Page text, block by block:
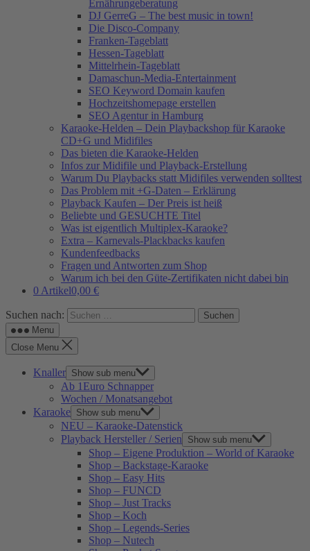
Ernährungeberatung
DJ GerreG – The best music in town!
Die Disco-Company
Franken-Tageblatt
Hessen-Tageblatt
Mittelrhein-Tageblatt
Damaschun-Media-Entertainment
SEO Keyword Domain kaufen
Hochzeitshomepage erstellen
SEO Agentur in Hamburg
Karaoke-Helden – Dein Playbackshop für Karaoke
CD+G und Midifiles
Das bieten die Karaoke-Helden
Infos zur Midifile und Playback-Erstellung
Warum Du Playbacks statt Midifiles verwenden solltest
Das Problem mit +G-Daten – Erklärung
Playback Kaufen – Der Preis ist heiß
Beliebte und GESUCHTE Titel
Was ist eigentlich Multiplex-Karaoke?
Extra – Karnevals-Plackbacks kaufen
Kundenfeedbacks
Fragen und Antworten zum Shop
Warum ich bei den Güte-Zertifikaten nicht dabei bin
0 Artikel0,00 €
Suchen nach:
Menu
Close Menu
Knaller Show sub menu
Ab 1Euro Schnapper
Wochen / Monatsangebot
Karaoke Show sub menu
NEU – Karaoke-Datenstick
Playback Hersteller / Serien
Show sub menu
Shop – Eigene Produktion – World of Karaoke
Shop – Backstage-Karaoke
Shop – Easy Hits
Shop – FUNCD
Shop – Just Tracks
Shop – Koch
Shop – Legends-Series
Shop – Nutech